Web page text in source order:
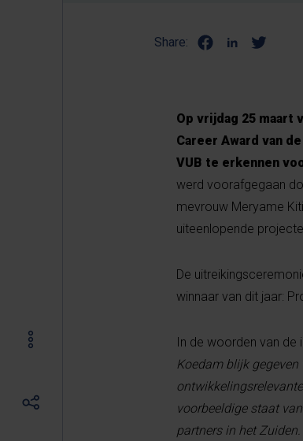
Share:
Op vrijdag 25 maart
Career Award van
VUB te erkennen
werd voorafgegaan
mevrouw Meryame
uiteenlopende
De
winnaar van dit jaar:
In de woorden van de
Koedam blijk
voorbeeldige staat
partners in het